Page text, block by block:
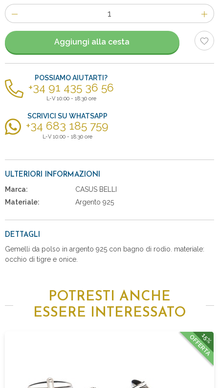
Numero
di
articoli
Aggiungi alla cesta
POSSIAMO AIUTARTI?
+34 91 435 36 56
L-V 10:00 - 18:30 ore
SCRIVICI SU WHATSAPP
+34 683 185 759
L-V 10:00 - 18:30 ore
ULTERIORI INFORMAZIONI
Marca:
CASUS BELLI
Materiale:
Argento 925
DETTAGLI
Gemelli da polso in argento 925 con bagno di rodio. materiale:
occhio di tigre e onice.
POTRESTI ANCHE
ESSERE INTERESSATO
15%
OFFERTA